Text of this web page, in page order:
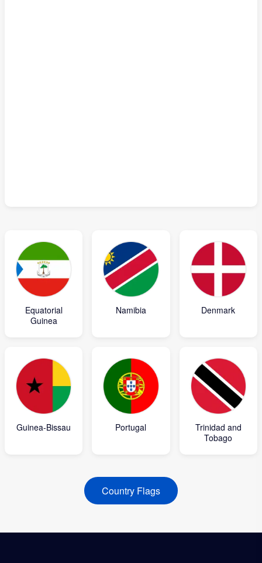
Equatorial
Guinea
Namibia Denmark
Guinea-Bissau Portugal
Trinidad and
Tobago
Country Flags